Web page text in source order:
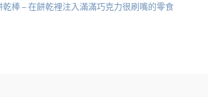
乾棒 – 在餅乾裡注入滿滿巧克力很刷嘴的零食